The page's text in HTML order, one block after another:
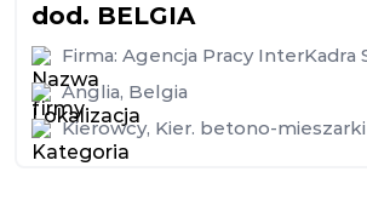
dod. BELGIA
Firma: Agencja Pracy InterKadra
Anglia, Belgia
Kierowcy, Kier. betono-mieszarki